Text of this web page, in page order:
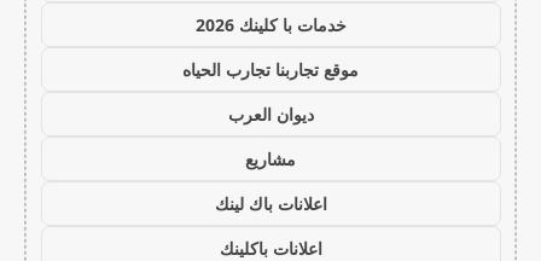
خدمات با كلينك 2026
موقع تجاربنا تجارب الحياه
ديوان العرب
مشاريع
اعلانات باك لينك
اعلانات باكلينك